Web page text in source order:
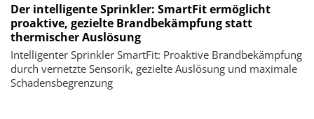
Der intelligente Sprinkler: SmartFit ermöglicht
proaktive, gezielte Brandbekämpfung statt
thermischer Auslösung
Intelligenter Sprinkler SmartFit: Proaktive Brandbekämpfung
durch vernetzte Sensorik, gezielte Auslösung und maximale
Schadensbegrenzung